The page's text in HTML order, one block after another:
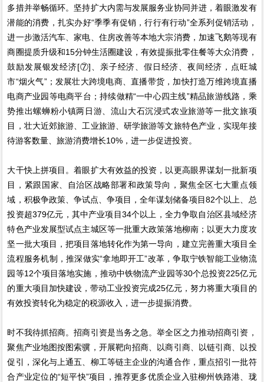
多措并举畅循环。坚持扩大内需与发展服务业协同并进，着眼激发有
潜能的消费，扎实办好“季季有促销，行行有行动”全系列促销活动，
进一步激活汽车、家电、住房改善等本地大宗消费，加速飞鹅等现有
商圈提质升级和15分钟生活圈建设，有效提振批零住餐等大众消费，
鼓励发展银发经济[⑦]、亲子经济、假日经济、夜间经济，点旺城
市“烟火气”；发展壮大跨境电商、直播带货，加快打造万维跨境直播
电商产业园等电商平台；持续做精“一中心四主线”精品旅游线路，乘
势推出螺蛳粉小镇两日游、流山大石沉浸式农业旅游等一批文旅项
目，壮大近郊旅游、工业旅游、研学旅游等文旅特色产业，实现年接
待游客数量、旅游消费增长10%，进一步促进投资。
大干快上拼项目。着眼扩大有效益的投资，以更高眼界谋划一批新项
目，紧跟国家、自治区战略部署和政策导向，聚焦全区七大重点领
域，积极争政策、争试点、争项目，全年谋划储备项目82个以上、总
投资超379亿元，其中产业项目34个以上，全力争取自治区县域经济
特色产业发展型试点主城区等一批重大政策落地柳南；以更大力度攻
坚一批大项目，把项目落地转化作为第一导向，建立完善重大项目全
流程服务机制，推深做实“拿地即开工”改革，争取宁铁智能工业物流
园等12个项目落地实施，推动中铁物流产业园等30个总投资225亿元
的重大项目加快建设，带动工业投资完成25亿元，努力将重大项目的
有效投资转化为稳定的税源收入，进一步提振消费。
时不我待抓招商。招商引资是当务之急。举全区之力推动招商引资，
聚焦产业地图按图索骥，开展靶向招商、以商引商、以链引商、以投
促引，深化与上通五、柳工等链主企业的沟通合作，重点招引一批符
合产业定位的“短平快”项目，推荐更多优质企业入驻柳州铁路港、珑